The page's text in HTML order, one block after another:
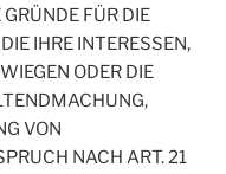
FÜR DIE
IHRE INTERESSEN,
ODER DIE
VON
NACH ART. 21